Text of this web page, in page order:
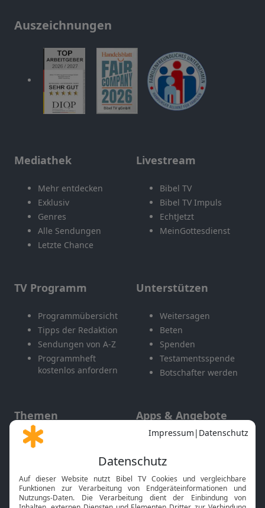
Auszeichnungen
Mediathek
Mehr entdecken
Exklusiv
Genres
Alle Sendungen
Letzte Chance
Livestream
Bibel TV
Bibel TV Impuls
EchtJetzt
MeinGottesdienst
TV Programm
Programmübersicht
Tipps der Redaktion
Sendungen von A-Z
Programmheft
kostenlos anfordern
Unterstützen
Weitersagen
Beten
Spenden
Testamentsspende
Botschafter werden
Themen
Gott und Bibel erklärt
Neuigkeiten
Apps & Angebote
Mobile App
Smart TV
HbbTV